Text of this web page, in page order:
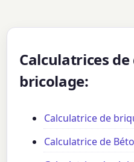
Calculatrices
bricolage:
Calculatrice de
Calculatrice de